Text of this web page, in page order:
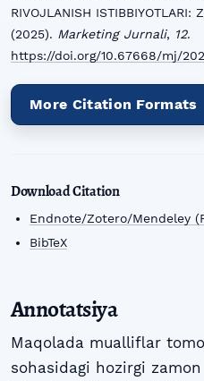
RIVOJLANISH ISTIBBIYOTLARI:
(2025). Marketing Jurnali, 12.
https://doi.org/10.67668/mj/
More Citation Formats
Download Citation
Endnote/Zotero/Mendeley
BibTeX
Annotatsiya
Maqolada mualliflar
sohasidagi hozirgi